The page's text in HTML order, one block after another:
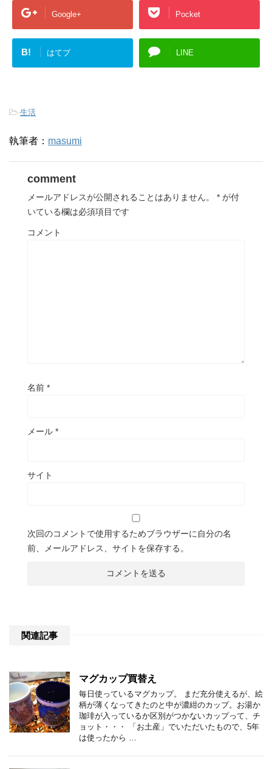
Google+ Pocket
B! はてブ LINE
-生活
執筆者： masumi
comment
メールアドレスが公開されることはありません。 * が付
いている欄は必須項目です
コメント
名前 *
メール *
サイト
次回のコメントで使用するためブラウザーに自分の名
前、メールアドレス、サイトを保存する。
関連記事
マグカップ買替え
毎日使っているマグカップ。 まだ充分使えるが、絵
柄が薄くなってきたのと中が濃紺のカップ。お湯か
珈琲が入っているか区別がつかないカップって、チ
ョット・・・ 「お土産」でいただいたもので、5年
は使ったから …